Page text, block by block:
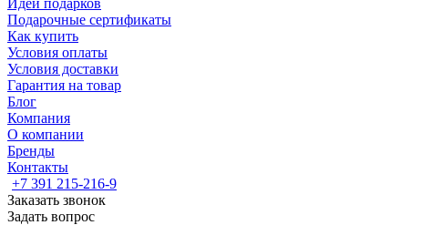
Идеи подарков
Подарочные сертификаты
Как купить
Условия оплаты
Условия доставки
Гарантия на товар
Блог
Компания
О компании
Бренды
Контакты
+7 391 215-216-9
Заказать звонок
Задать вопрос